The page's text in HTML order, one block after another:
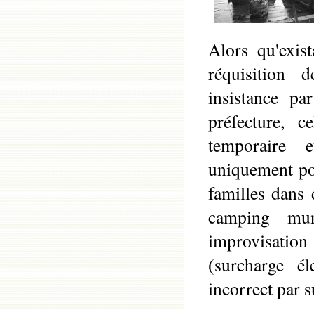
Alors
réquisition
insistance
préfecture,
temporaire
uniquement
familles dans
camping
(surcharge
incorrect par